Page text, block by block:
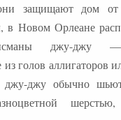
защищают дом от
в Новом Орлеане
джу-джу
из голов аллигаторов
джу-джу обычно
шерстью,